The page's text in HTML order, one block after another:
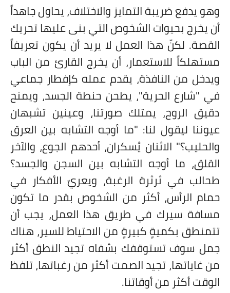
وهو يدفع ضريبة التمايز والاختلاف، يحاول جاهداً
أن يخرج بحيوات الشخوص التي بنى عليها تحريك
القصة. لكنّ هذا العمل لا يريد أن يكون تعريفاً
مستهلكاً للاستعمار، أن يخرج القارئ من الباب
ويدخل من النافذة، يقدم عمله كإفطار جماعي
في "شارع الحرية"، يطحن حنطة الجسد، ويمنح
دقيق الروح، يمتلك صورتنا، وعينين تشبهان
عيوننا ليقول لنا: "ما أوجه التشابه بين العرق
والحليب؟" الاثنان يُسكران، أحدهم الجوع، والآخر
القلق، ما أوجه التشابه بين السجن والجسد؟
طحالب في ثرثرة الرغبة، ويعريّ الأفكار في
حمام الرأس، أكثر من الشخوص بقدر ما تكون
مسافة سيرك في طريق هذا العمل، يجب أن
تتمنطق بكميةٍ كبيرةٍ من الاحتياط للسير، هناك
جمل سوف تستوقفك بشفاه تجيد النطق أكثر
من غاياتها، تجيد الصمت أكثر من رغباتها، تلفظ
الوقت أكثر من أوقاتنا.